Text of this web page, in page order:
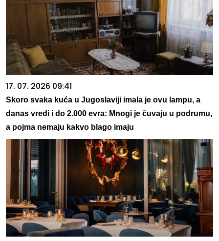
17. 07. 2026 09:41
Skoro svaka kuća u Jugoslaviji imala je ovu lampu, a
danas vredi i do 2.000 evra: Mnogi je čuvaju u podrumu,
a pojma nemaju kakvo blago imaju